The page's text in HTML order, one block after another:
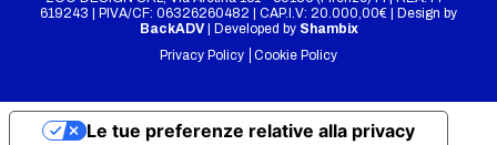
619243 | PIVA/CF: 06326260482 | CAP.I.V: 20.000,00€ | Design by
BackADV| Developed by Shambix
Privacy Policy
Cookie Policy
Le tue preferenze relative alla privacy